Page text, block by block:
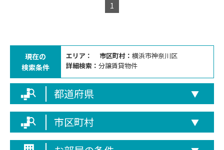
1
現在の
検索条件
エリア： 市区町村： 横浜市神奈川区
詳細検索： 分譲賃貸物件
都道府県 ▼
市区町村 ▼